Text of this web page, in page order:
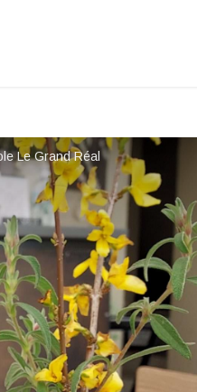
Le Grand Réal